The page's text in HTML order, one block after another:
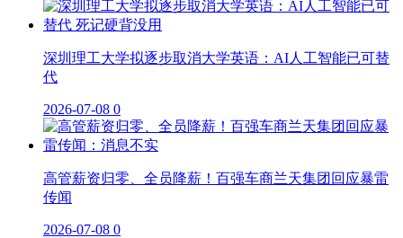
深圳理工大学拟逐步取消大学英语：AI人工智能已可替
代
2026-07-08 0
高管薪资归零、全员降薪！百强车商兰天集团回应暴雷
传闻
2026-07-08 0